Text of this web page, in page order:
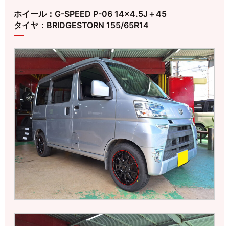
ホイール：G-SPEED P-06 14×4.5J＋45
タイヤ：BRIDGESTORN 155/65R14